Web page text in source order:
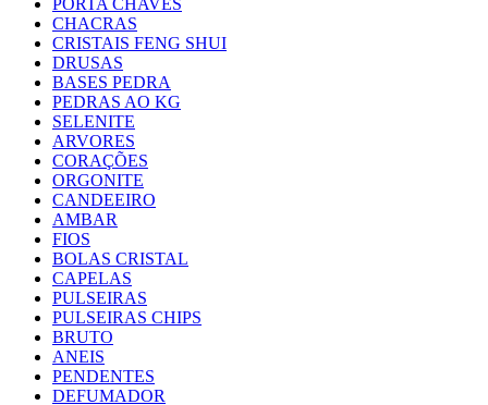
PORTA CHAVES
CHACRAS
CRISTAIS FENG SHUI
DRUSAS
BASES PEDRA
PEDRAS AO KG
SELENITE
ARVORES
CORAÇÕES
ORGONITE
CANDEEIRO
AMBAR
FIOS
BOLAS CRISTAL
CAPELAS
PULSEIRAS
PULSEIRAS CHIPS
BRUTO
ANEIS
PENDENTES
DEFUMADOR